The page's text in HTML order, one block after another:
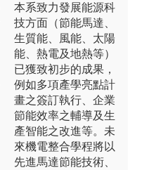
本系致力發展能源科
技方面（節能馬達、
生質能、風能、太陽
能、熱電及地熱等）
已獲致初步的成果，
例如多項產學亮點計
畫之簽訂執行、企業
節能效率之輔導及生
產智能之改進等。未
來機電整合學程將以
先進馬達節能技術、